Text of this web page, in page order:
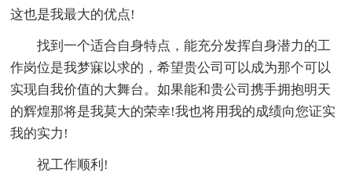
这也是我最大的优点!
找到一个适合自身特点，能充分发挥自身潜力的工
作岗位是我梦寐以求的，希望贵公司可以成为那个可以
实现自我价值的大舞台。如果能和贵公司携手拥抱明天
的辉煌那将是我莫大的荣幸!我也将用我的成绩向您证实
我的实力!
祝工作顺利!